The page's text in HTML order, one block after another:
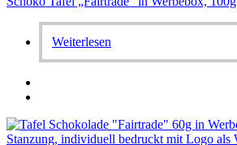
Weiterlesen